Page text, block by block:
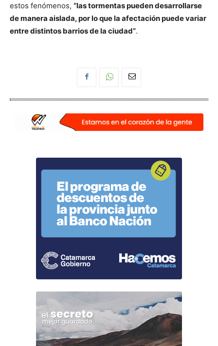
estos fenómenos, “las tormentas pueden desarrollarse
de manera aislada, por lo que la afectación puede variar
entre distintos barrios de la ciudad”.